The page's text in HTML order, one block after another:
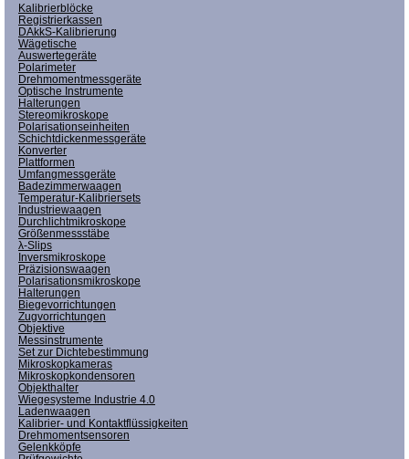
Kalibrierblöcke
Registrierkassen
DAkkS-Kalibrierung
Wägetische
Auswertegeräte
Polarimeter
Drehmomentmessgeräte
Optische Instrumente
Halterungen
Stereomikroskope
Polarisationseinheiten
Schichtdickenmessgeräte
Konverter
Plattformen
Umfangmessgeräte
Badezimmerwaagen
Temperatur-Kalibriersets
Industriewaagen
Durchlichtmikroskope
Größenmessstäbe
λ-Slips
Inversmikroskope
Präzisionswaagen
Polarisationsmikroskope
Halterungen
Biegevorrichtungen
Zugvorrichtungen
Objektive
Messinstrumente
Set zur Dichtebestimmung
Mikroskopkameras
Mikroskopkondensoren
Objekthalter
Wiegesysteme Industrie 4.0
Ladenwaagen
Kalibrier- und Kontaktflüssigkeiten
Drehmomentsensoren
Gelenkköpfe